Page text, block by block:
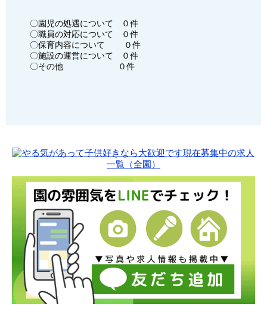
〇園児の処遇について ０件
〇職員の対応について ０件
〇保育内容について ０件
〇施設の運営について ０件
〇その他 ０件